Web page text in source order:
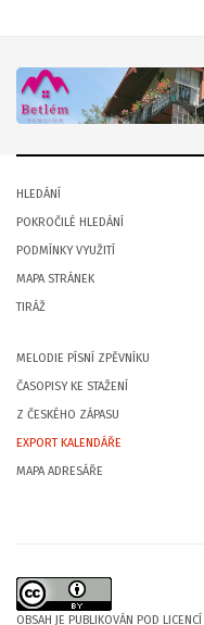
HLEDÁNÍ
POKROČILÉ HLEDÁNÍ
PODMÍNKY VYUŽITÍ
MAPA STRÁNEK
TIRÁŽ
MELODIE PÍSNÍ ZPĚVNÍKU
ČASOPISY KE STAŽENÍ
Z ČESKÉHO ZÁPASU
EXPORT KALENDÁŘE
MAPA ADRESÁŘE
OBSAH JE PUBLIKOVÁN POD LICENCÍ